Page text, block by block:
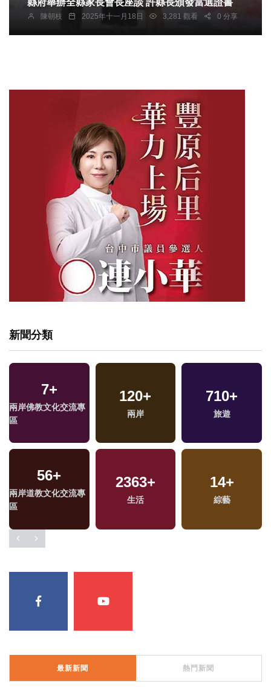
陳朝枝 2025年十一月18日 3,281 觀看 0 分享
新聞分類
7+
兩岸佛教文化交流專
區
120+
兩岸
710+
旅遊
56+
兩岸道教文化交流專
區
2363+
生活
14+
綜藝
最新新聞 熱門新聞